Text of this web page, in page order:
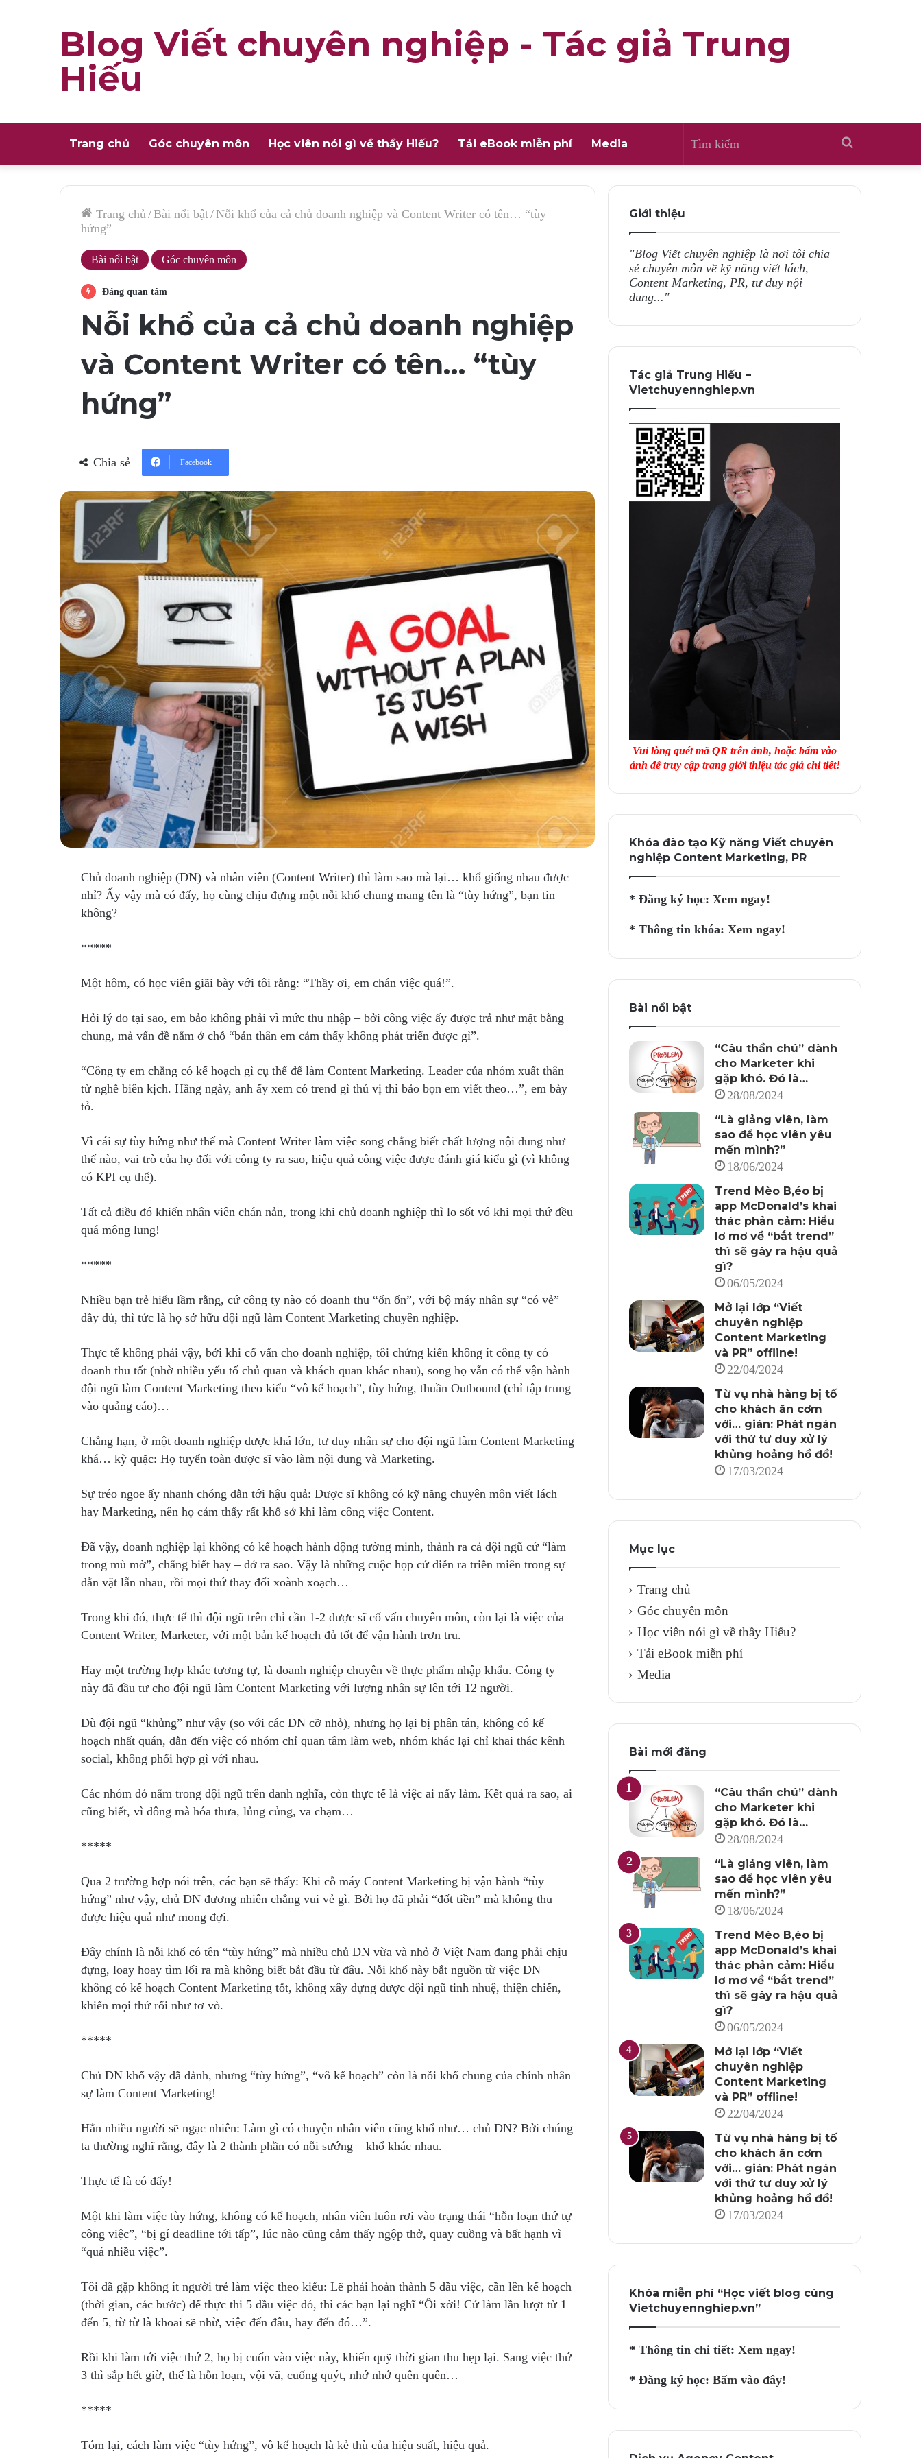
Blog Viết chuyên nghiệp - Tác giả Trung
Hiếu
Trang chủ Góc chuyên môn Học viên nói gì về thầy Hiếu? Tải eBook miễn phí Media Tìm
kiếm
Trang chủ/Bài nổi bật/Nỗi khổ của cả chủ doanh nghiệp và Content Writer có tên… “tùy
hứng”
Bài nổi bật Góc chuyên môn
Đáng quan tâm
Nỗi khổ của cả chủ doanh nghiệp
và Content Writer có tên… “tùy
hứng”
Chia sẻ Facebook
Chủ doanh nghiệp (DN) và nhân viên (Content Writer) thì làm sao mà lại… khổ giống nhau được
nhỉ? Ấy vậy mà có đấy, họ cùng chịu đựng một nỗi khổ chung mang tên là “tùy hứng”, bạn tin
không?
*****
Một hôm, có học viên giãi bày với tôi rằng: “Thầy ơi, em chán việc quá!”.
Hỏi lý do tại sao, em bảo không phải vì mức thu nhập – bởi công việc ấy được trả như mặt bằng
chung, mà vấn đề nằm ở chỗ “bản thân em cảm thấy không phát triển được gì”.
“Công ty em chẳng có kế hoạch gì cụ thể để làm Content Marketing. Leader của nhóm xuất thân
từ nghề biên kịch. Hằng ngày, anh ấy xem có trend gì thú vị thì bảo bọn em viết theo…”, em bày
tỏ.
Vì cái sự tùy hứng như thế mà Content Writer làm việc song chẳng biết chất lượng nội dung như
thế nào, vai trò của họ đối với công ty ra sao, hiệu quả công việc được đánh giá kiểu gì (vì không
có KPI cụ thể).
Tất cả điều đó khiến nhân viên chán nản, trong khi chủ doanh nghiệp thì lo sốt vó khi mọi thứ đều
quá mông lung!
*****
Nhiều bạn trẻ hiểu lầm rằng, cứ công ty nào có doanh thu “ổn ổn”, với bộ máy nhân sự “có vẻ”
đầy đủ, thì tức là họ sở hữu đội ngũ làm Content Marketing chuyên nghiệp.
Thực tế không phải vậy, bởi khi cố vấn cho doanh nghiệp, tôi chứng kiến không ít công ty có
doanh thu tốt (nhờ nhiều yếu tố chủ quan và khách quan khác nhau), song họ vẫn có thể vận hành
đội ngũ làm Content Marketing theo kiểu “vô kế hoạch”, tùy hứng, thuần Outbound (chỉ tập trung
vào quảng cáo)…
Chẳng hạn, ở một doanh nghiệp dược khá lớn, tư duy nhân sự cho đội ngũ làm Content Marketing
khá… kỳ quặc: Họ tuyển toàn dược sĩ vào làm nội dung và Marketing.
Sự tréo ngoe ấy nhanh chóng dẫn tới hậu quả: Dược sĩ không có kỹ năng chuyên môn viết lách
hay Marketing, nên họ cảm thấy rất khổ sở khi làm công việc Content.
Đã vậy, doanh nghiệp lại không có kế hoạch hành động tường minh, thành ra cả đội ngũ cứ “làm
trong mù mờ”, chẳng biết hay – dở ra sao. Vậy là những cuộc họp cứ diễn ra triền miên trong sự
dằn vặt lẫn nhau, rồi mọi thứ thay đổi xoành xoạch…
Trong khi đó, thực tế thì đội ngũ trên chỉ cần 1-2 dược sĩ cố vấn chuyên môn, còn lại là việc của
Content Writer, Marketer, với một bản kế hoạch đủ tốt để vận hành trơn tru.
Hay một trường hợp khác tương tự, là doanh nghiệp chuyên về thực phẩm nhập khẩu. Công ty
này đã đầu tư cho đội ngũ làm Content Marketing với lượng nhân sự lên tới 12 người.
Dù đội ngũ “khủng” như vậy (so với các DN cỡ nhỏ), nhưng họ lại bị phân tán, không có kế
hoạch nhất quán, dẫn đến việc có nhóm chỉ quan tâm làm web, nhóm khác lại chỉ khai thác kênh
social, không phối hợp gì với nhau.
Các nhóm đó nằm trong đội ngũ trên danh nghĩa, còn thực tế là việc ai nấy làm. Kết quả ra sao, ai
cũng biết, vì đông mà hóa thưa, lủng củng, va chạm…
*****
Qua 2 trường hợp nói trên, các bạn sẽ thấy: Khi cỗ máy Content Marketing bị vận hành “tùy
hứng” như vậy, chủ DN đương nhiên chẳng vui vẻ gì. Bởi họ đã phải “đốt tiền” mà không thu
được hiệu quả như mong đợi.
Đây chính là nỗi khổ có tên “tùy hứng” mà nhiều chủ DN vừa và nhỏ ở Việt Nam đang phải chịu
đựng, loay hoay tìm lối ra mà không biết bắt đầu từ đâu. Nỗi khổ này bắt nguồn từ việc DN
không có kế hoạch Content Marketing tốt, không xây dựng được đội ngũ tinh nhuệ, thiện chiến,
khiến mọi thứ rối như tơ vò.
*****
Chủ DN khổ vậy đã đành, nhưng “tùy hứng”, “vô kế hoạch” còn là nỗi khổ chung của chính nhân
sự làm Content Marketing!
Hẳn nhiều người sẽ ngạc nhiên: Làm gì có chuyện nhân viên cũng khổ như… chủ DN? Bởi chúng
ta thường nghĩ rằng, đây là 2 thành phần có nỗi sướng – khổ khác nhau.
Thực tế là có đấy!
Một khi làm việc tùy hứng, không có kế hoạch, nhân viên luôn rơi vào trạng thái “hỗn loạn thứ tự
công việc”, “bị gí deadline tới tấp”, lúc nào cũng cảm thấy ngộp thở, quay cuồng và bất hạnh vì
“quá nhiều việc”.
Tôi đã gặp không ít người trẻ làm việc theo kiểu: Lẽ phải hoàn thành 5 đầu việc, cần lên kế hoạch
(thời gian, các bước) để thực thi 5 đầu việc đó, thì các bạn lại nghĩ “Ôi xời! Cứ làm lần lượt từ 1
đến 5, từ từ là khoai sẽ nhừ, việc đến đâu, hay đến đó…”.
Rồi khi làm tới việc thứ 2, họ bị cuốn vào việc này, khiến quỹ thời gian thu hẹp lại. Sang việc thứ
3 thì sắp hết giờ, thế là hỗn loạn, vội vã, cuống quýt, nhớ nhớ quên quên…
*****
Tóm lại, cách làm việc “tùy hứng”, vô kế hoạch là kẻ thù của hiệu suất, hiệu quả.
Giới thiệu
"Blog Viết chuyên nghiệp là nơi tôi chia
sẻ chuyên môn về kỹ năng viết lách,
Content Marketing, PR, tư duy nội
dung..."
Tác giả Trung Hiếu –
Vietchuyennghiep.vn
Vui lòng quét mã QR trên ảnh, hoặc bấm vào
ảnh để truy cập trang giới thiệu tác giả chi tiết!
Khóa đào tạo Kỹ năng Viết chuyên
nghiệp Content Marketing, PR
* Đăng ký học:Xem ngay!
* Thông tin khóa:Xem ngay!
Bài nổi bật
“Câu thần chú” dành
cho Marketer khi
gặp khó. Đó là…
28/08/2024
“Là giảng viên, làm
sao để học viên yêu
mến mình?”
18/06/2024
Trend Mèo B,éo bị
app McDonald’s khai
thác phản cảm: Hiểu
lơ mơ về “bắt trend”
thì sẽ gây ra hậu quả
gì?
06/05/2024
Mở lại lớp “Viết
chuyên nghiệp
Content Marketing
và PR” offline!
22/04/2024
Từ vụ nhà hàng bị tố
cho khách ăn cơm
với… gián: Phát ngán
với thứ tư duy xử lý
khủng hoảng hồ đồ!
17/03/2024
Mục lục
Trang chủ
Góc chuyên môn
Học viên nói gì về thầy Hiếu?
Tải eBook miễn phí
Media
Bài mới đăng
“Câu thần chú” dành
cho Marketer khi
gặp khó. Đó là…
28/08/2024
“Là giảng viên, làm
sao để học viên yêu
mến mình?”
18/06/2024
Trend Mèo B,éo bị
app McDonald’s khai
thác phản cảm: Hiểu
lơ mơ về “bắt trend”
thì sẽ gây ra hậu quả
gì?
06/05/2024
Mở lại lớp “Viết
chuyên nghiệp
Content Marketing
và PR” offline!
22/04/2024
Từ vụ nhà hàng bị tố
cho khách ăn cơm
với… gián: Phát ngán
với thứ tư duy xử lý
khủng hoảng hồ đồ!
17/03/2024
Khóa miễn phí “Học viết blog cùng
Vietchuyennghiep.vn”
* Thông tin chi tiết:Xem ngay!
* Đăng ký học:Bấm vào đây!